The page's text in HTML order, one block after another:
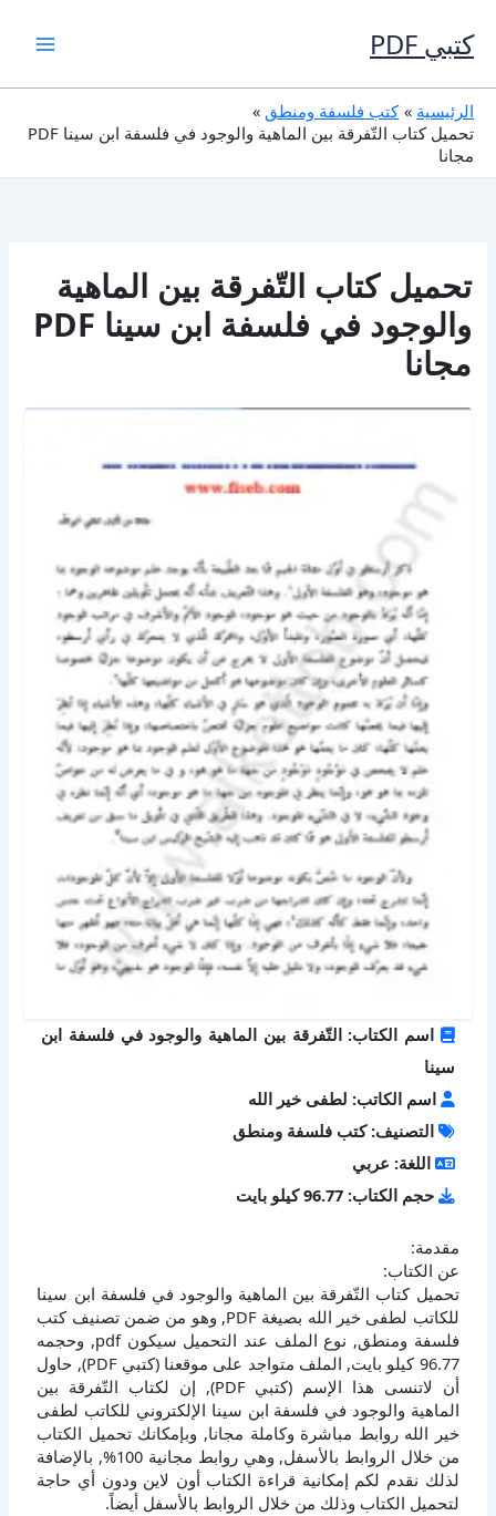
إلى
المحتوى
كتبي PDF
الرئيسية
كتب فلسفة ومنطق
تحميل كتاب التّفرقة بين الماهية والوجود في فلسفة ابن سينا PDF
مجانا
تحميل كتاب التّفرقة بين الماهية
والوجود في فلسفة ابن سينا PDF
مجانا
اسم الكتاب: التّفرقة بين الماهية والوجود في فلسفة ابن
سينا
اسم الكاتب: لطفى خير الله
التصنيف: كتب فلسفة ومنطق
اللغة: عربي
حجم الكتاب: 96.77 كيلو بايت
مقدمة:
عن الكتاب:
تحميل كتاب التّفرقة بين الماهية والوجود في فلسفة ابن سينا
للكاتب لطفى خير الله بصيغة PDF, وهو من ضمن تصنيف كتب
فلسفة ومنطق, نوع الملف عند التحميل سيكون pdf, وحجمه
96.77 كيلو بايت, الملف متواجد على موقعنا (كتبي PDF), حاول
أن لاتنسى هذا الإسم (كتبي PDF), إن لكتاب التّفرقة بين
الماهية والوجود في فلسفة ابن سينا الإلكتروني للكاتب لطفى
خير الله روابط مباشرة وكاملة مجانا, وبإمكانك تحميل الكتاب
من خلال الروابط بالأسفل, وهي روابط مجانية 100%, بالإضافة
لذلك نقدم لكم إمكانية قراءة الكتاب أون لاين ودون أي حاجة
لتحميل الكتاب وذلك من خلال الروابط بالأسفل أيضاً.